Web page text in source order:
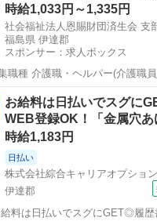
時給1,033円～1,335円
福島県 伊達郡
スポンサー：求人ボックス
職種 介護職・ヘルパー(介護職
仕事内容 身体介護、食事介助
ネン交換、レク企画・運営 給
基...
ート
お給料は日払いでスグに
WEB登録OK！「金属穴
時給1,183円
日払い
株式会社綜合キャリアオプション
伊達郡
給料は日払いでスグにGET◎履